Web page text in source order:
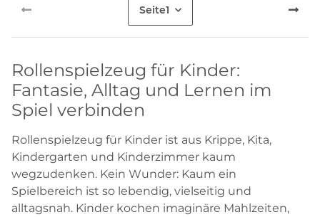
Seite1
Rollenspielzeug für Kinder:
Fantasie, Alltag und Lernen im
Spiel verbinden
Rollenspielzeug für Kinder ist aus Krippe, Kita,
Kindergarten und Kinderzimmer kaum
wegzudenken. Kein Wunder: Kaum ein
Spielbereich ist so lebendig, vielseitig und
alltagsnah. Kinder kochen imaginäre Mahlzeiten,